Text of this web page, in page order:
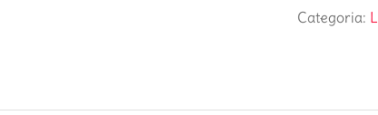
Categoria: